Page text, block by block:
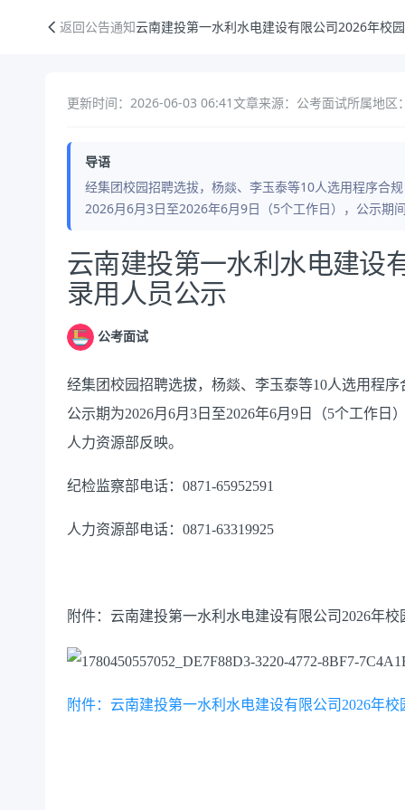
返回公告通知云南建投第一水利水电建设有限公司2026年校
更新时间：2026-06-03 06:41文章来源：公考面试所属地区
导语
经集团校园招聘选拔，杨燚、李玉泰等10人选用程序合
2026月6月3日至2026年6月9日（5个工作日），公示期
公告正文
云南建投第一水利水电建设
录用人员公示
公考面试
经集团校园招聘选拔， 杨燚、李玉泰等10人选用程序
公示期为2026月 6月 3 日至2026年6月 9 日（5个工作日
人力资源部反映。
纪检监察部电话： 0871-65952591
人力资源部电话： 0871-63319925
附件：云南建投第一水利水电建设有限公司 2026年校
附件：云南建投第一水利水电建设有限公司2026年